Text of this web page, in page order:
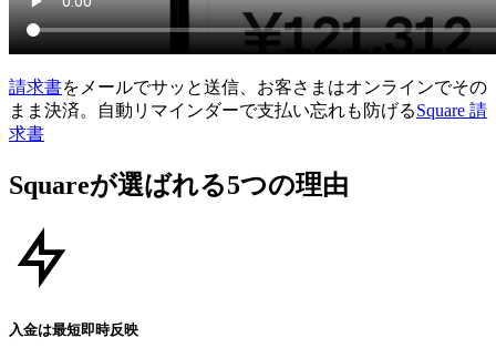
請求書をメールでサッと送信、お客さまはオンラインでその
まま決済。自動リマインダーで支払い忘れも防げるSquare 請
求書
Squareが​選ばれる​5つの​理由
入金は最短即時反映